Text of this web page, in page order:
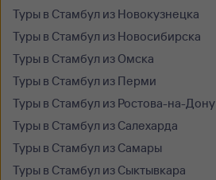
Туры в Стамбул из Новокузнецка
Туры в Стамбул из Новосибирска
Туры в Стамбул из Омска
Туры в Стамбул из Перми
Туры в Стамбул из Ростова-на-Дону
Туры в Стамбул из Салехарда
Туры в Стамбул из Самары
Туры в Стамбул из Сыктывкара